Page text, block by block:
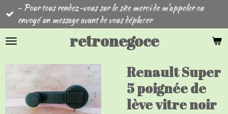
Passer
principal
retronegoce
- Pour tous rendez-vous sur le site merci de m'appeler ou
envoyé un message avant de vous déplacer
Renault Super
5 poignée de
lève vitre noir